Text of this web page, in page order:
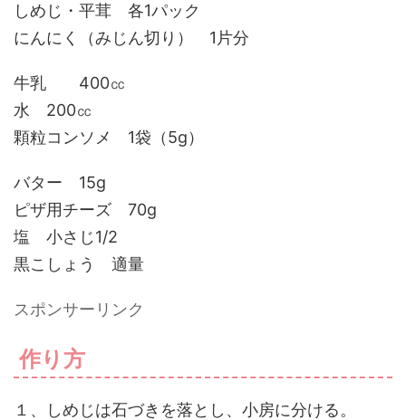
しめじ・平茸 各1パック
にんにく（みじん切り） 1片分
牛乳 400㏄
水 200㏄
顆粒コンソメ 1袋（5g）
バター 15g
ピザ用チーズ 70g
塩 小さじ1/2
黒こしょう 適量
スポンサーリンク
作り方
１、しめじは石づきを落とし、小房に分ける。